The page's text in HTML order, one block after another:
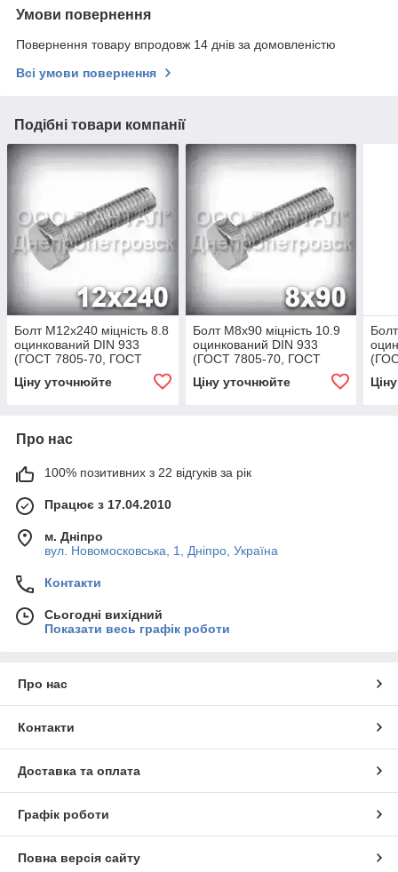
Умови повернення
Повернення товару впродовж 14 днів за домовленістю
Всі умови повернення
Подібні товари компанії
Болт М12х240 міцність 8.8
оцинкований DIN 933
(ГОСТ 7805-70, ГОСТ
Ціну уточнюйте
Болт М8х90 міцність 10.9
оцинкований DIN 933
(ГОСТ 7805-70, ГОСТ
Ціну уточнюйте
Про нас
100% позитивних з 22 відгуків за рік
Працює з 17.04.2010
м. Дніпро
вул. Новомосковська, 1, Дніпро, Україна
Контакти
Сьогодні вихідний
Показати весь графік роботи
Про нас
Контакти
Доставка та оплата
Графік роботи
Повна версія сайту